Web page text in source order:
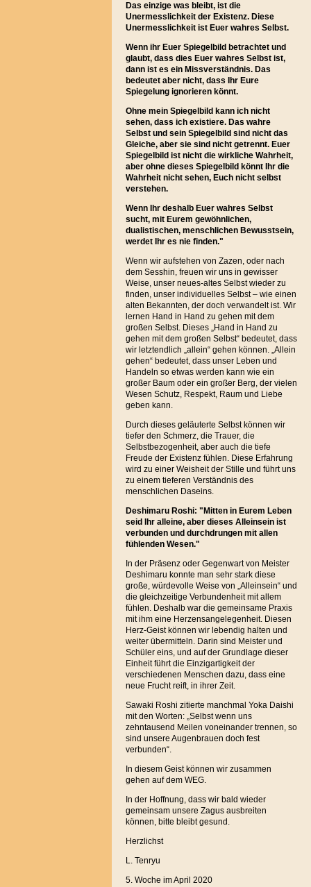
Das einzige was bleibt, ist die
Unermesslichkeit der Existenz. Diese
Unermesslichkeit ist Euer wahres Selbst.
Wenn ihr Euer Spiegelbild betrachtet und
glaubt, dass dies Euer wahres Selbst ist,
dann ist es ein Missverständnis. Das
bedeutet aber nicht, dass Ihr Eure
Spiegelung ignorieren könnt.
Ohne mein Spiegelbild kann ich nicht
sehen, dass ich existiere. Das wahre
Selbst und sein Spiegelbild sind nicht das
Gleiche, aber sie sind nicht getrennt. Euer
Spiegelbild ist nicht die wirkliche Wahrheit,
aber ohne dieses Spiegelbild könnt Ihr die
Wahrheit nicht sehen, Euch nicht selbst
verstehen.
Wenn Ihr deshalb Euer wahres Selbst
sucht, mit Eurem gewöhnlichen,
dualistischen, menschlichen Bewusstsein,
werdet Ihr es nie finden."
Wenn wir aufstehen von Zazen, oder nach
dem Sesshin, freuen wir uns in gewisser
Weise, unser neues-altes Selbst wieder zu
finden, unser individuelles Selbst – wie einen
alten Bekannten, der doch verwandelt ist. Wir
lernen Hand in Hand zu gehen mit dem
großen Selbst. Dieses „Hand in Hand zu
gehen mit dem großen Selbst“ bedeutet, dass
wir letztendlich „allein“ gehen können. „Allein
gehen“ bedeutet, dass unser Leben und
Handeln so etwas werden kann wie ein
großer Baum oder ein großer Berg, der vielen
Wesen Schutz, Respekt, Raum und Liebe
geben kann.
Durch dieses geläuterte Selbst können wir
tiefer den Schmerz, die Trauer, die
Selbstbezogenheit, aber auch die tiefe
Freude der Existenz fühlen. Diese Erfahrung
wird zu einer Weisheit der Stille und führt uns
zu einem tieferen Verständnis des
menschlichen Daseins.
Deshimaru Roshi: "Mitten in Eurem Leben
seid Ihr alleine, aber dieses Alleinsein ist
verbunden und durchdrungen mit allen
fühlenden Wesen."
In der Präsenz oder Gegenwart von Meister
Deshimaru konnte man sehr stark diese
große, würdevolle Weise von „Alleinsein“ und
die gleichzeitige Verbundenheit mit allem
fühlen. Deshalb war die gemeinsame Praxis
mit ihm eine Herzensangelegenheit. Diesen
Herz-Geist können wir lebendig halten und
weiter übermitteln. Darin sind Meister und
Schüler eins, und auf der Grundlage dieser
Einheit führt die Einzigartigkeit der
verschiedenen Menschen dazu, dass eine
neue Frucht reift, in ihrer Zeit.
Sawaki Roshi zitierte manchmal Yoka Daishi
mit den Worten: „Selbst wenn uns
zehntausend Meilen voneinander trennen, so
sind unsere Augenbrauen doch fest
verbunden“.
In diesem Geist können wir zusammen
gehen auf dem WEG.
In der Hoffnung, dass wir bald wieder
gemeinsam unsere Zagus ausbreiten
können, bitte bleibt gesund.
Herzlichst
L. Tenryu
5. Woche im April 2020